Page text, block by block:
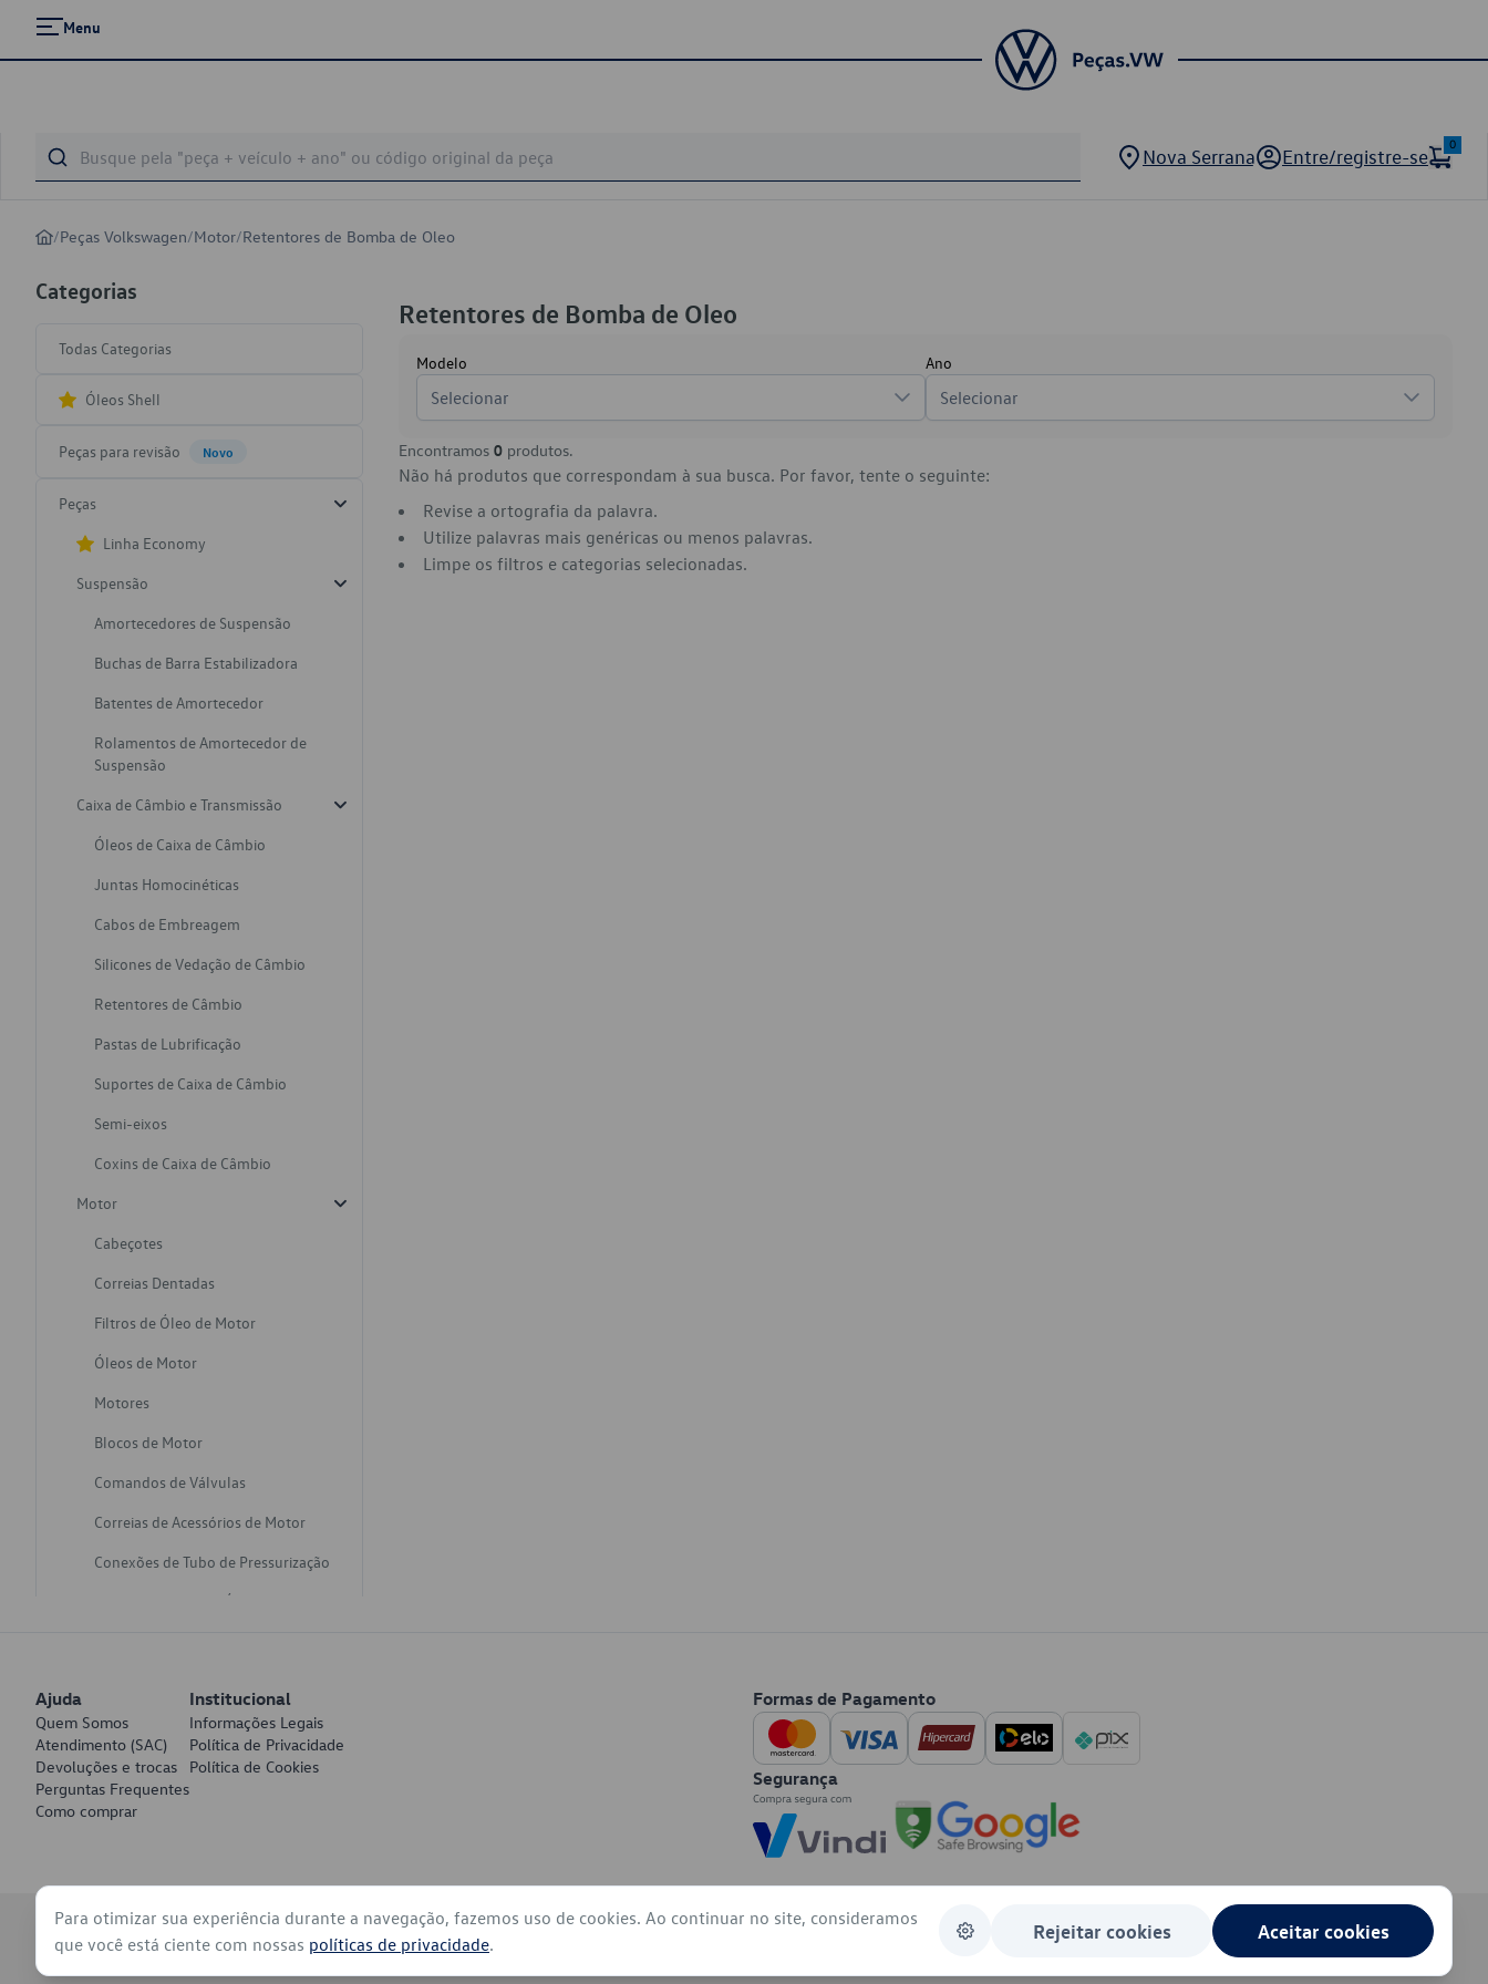
Menu
Nova Serrana Entre/registre-se
0
/Peças Volkswagen/Motor/Retentores de Bomba de Oleo
Categorias
Todas Categorias
Óleos Shell
Peças para revisão Novo
Peças
Linha Economy
Suspensão
Amortecedores de Suspensão
Buchas de Barra Estabilizadora
Batentes de Amortecedor
Rolamentos de Amortecedor de
Suspensão
Caixa de Câmbio e Transmissão
Óleos de Caixa de Câmbio
Juntas Homocinéticas
Cabos de Embreagem
Silicones de Vedação de Câmbio
Retentores de Câmbio
Pastas de Lubrificação
Suportes de Caixa de Câmbio
Semi-eixos
Coxins de Caixa de Câmbio
Motor
Cabeçotes
Correias Dentadas
Filtros de Óleo de Motor
Óleos de Motor
Motores
Blocos de Motor
Comandos de Válvulas
Correias de Acessórios de Motor
Conexões de Tubo de Pressurização
Varetas de Nivel de Óleo
Discos de Freio
Juntas de Bomba de Vácuo
Mangueiras de Vácuo de Servo
Pratos de Disco de Freio
Travas de Pastilha de Freio
Retentores de Bomba de Oleo
Modelo
Selecionar
Ano
Selecionar
Encontramos 0 produtos.
Não há produtos que correspondam à sua busca. Por favor, tente o seguinte:
Revise a ortografia da palavra.
Utilize palavras mais genéricas ou menos palavras.
Limpe os filtros e categorias selecionadas.
Ajuda
Quem Somos
Atendimento (SAC)
Devoluções e trocas
Perguntas Frequentes
Como comprar
Institucional
Informações Legais
Política de Privacidade
Política de Cookies
Formas de Pagamento
Segurança
© 2026 - Volkswagen do Brasil - Todos os direitos reservados
Para otimizar sua experiência durante a navegação, fazemos uso de cookies. Ao continuar no site, consideramos
que você está ciente com nossas políticas de privacidade.
Rejeitar cookies Aceitar cookies